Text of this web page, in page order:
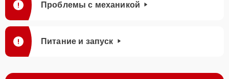
Проблемы с механикой
Питание и запуск